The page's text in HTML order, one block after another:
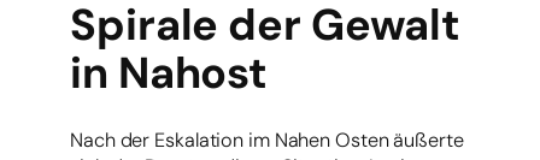
Spirale der Gewalt
in Nahost
Nach der Eskalation im Nahen Osten äußerte